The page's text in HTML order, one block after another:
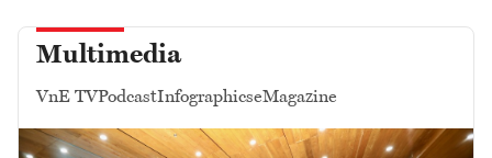
Multimedia
VnE TVPodcastInfographicseMagazine